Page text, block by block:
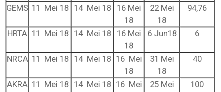
GEMS 11 Mei 18 14 Mei 18
16 Mei
18
22 Mei
18
94,76
HRTA 11 Mei 18 14 Mei 18
16 Mei
18
6 Jun18 6
NRCA 11 Mei 18 14 Mei 18 16 Mei
18
31 Mei
18
40
AKRA 11 Mei 18 14 Mei 18 16 Mei
25 Mei
100